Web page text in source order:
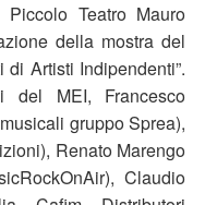
Teatro Mauro
della mostra del
Artisti Indipendenti”.
del MEI, Francesco
gruppo Sprea),
Renato Marengo
Claudio